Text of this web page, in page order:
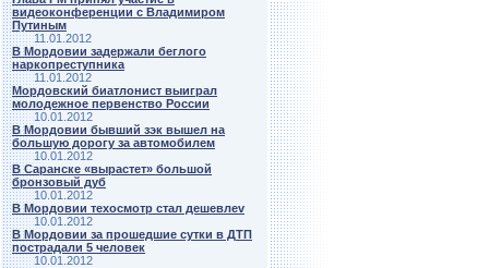
видеоконференции с Владимиром
Путиным
11.01.2012
В Мордовии задержали беглого
наркопреступника
11.01.2012
Мордовский биатлонист выиграл
молодежное первенство России
10.01.2012
В Мордовии бывший зэк вышел на
большую дорогу за автомобилем
10.01.2012
В Саранске «вырастет» большой
бронзовый дуб
10.01.2012
В Мордовии техосмотр стал дешевлеv
10.01.2012
В Мордовии за прошедшие сутки в ДТП
пострадали 5 человек
10.01.2012